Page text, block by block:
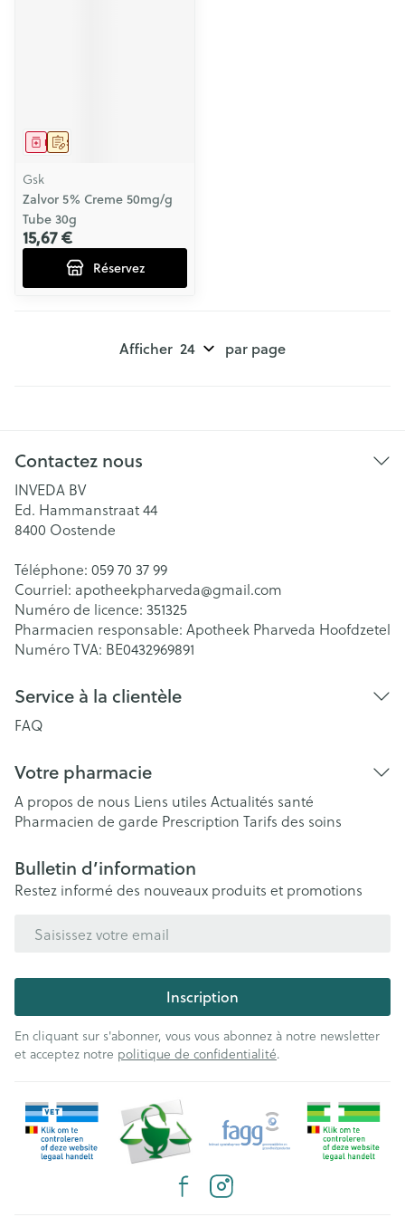
Sur prescription
Médicament
Gsk
Zalvor 5% Creme 50mg/g
Tube 30g
15,67 €
Réservez
Afficher par page
Contactez nous
INVEDA BV
Ed. Hammanstraat 44
8400 Oostende
Téléphone: 059 70 37 99
Courriel: apotheekpharveda@gmail.com
Numéro de licence: 351325
Pharmacien responsable: Apotheek Pharveda Hoofdzetel
Numéro TVA: BE0432969891
Service à la clientèle
FAQ
Votre pharmacie
A propos de nous Liens utiles Actualités santé
Pharmacien de garde Prescription Tarifs des soins
Bulletin d’information
Restez informé des nouveaux produits et promotions
Inscription
En cliquant sur s'abonner, vous vous abonnez à notre newsletter
et acceptez notre politique de confidentialité.